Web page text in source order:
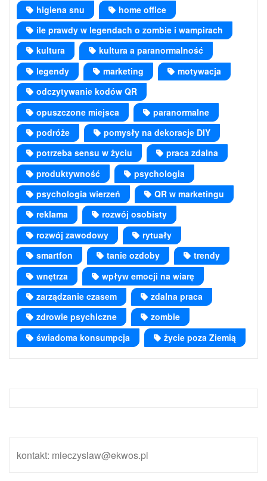
higiena snu
home office
ile prawdy w legendach o zombie i wampirach
kultura
kultura a paranormalność
legendy
marketing
motywacja
odczytywanie kodów QR
opuszczone miejsca
paranormalne
podróże
pomysły na dekoracje DIY
potrzeba sensu w życiu
praca zdalna
produktywność
psychologia
psychologia wierzeń
QR w marketingu
reklama
rozwój osobisty
rozwój zawodowy
rytuały
smartfon
tanie ozdoby
trendy
wnętrza
wpływ emocji na wiarę
zarządzanie czasem
zdalna praca
zdrowie psychiczne
zombie
świadoma konsumpcja
życie poza Ziemią
kontakt: mieczyslaw@ekwos.pl